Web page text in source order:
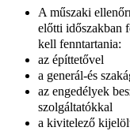
A műszaki
előtti időszakban
kell fenntartania:
az építtetővel
a generál-és
az engedélyek
szolgáltatókkal
a kivitelező